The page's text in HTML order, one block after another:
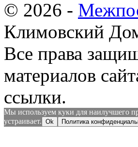
© 2026 -
Климовский
Все права
материалов
ссылки.
Мы используем куки для наилучшего
устраивает. Ok Политика